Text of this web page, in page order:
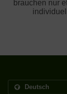
brauchen nur